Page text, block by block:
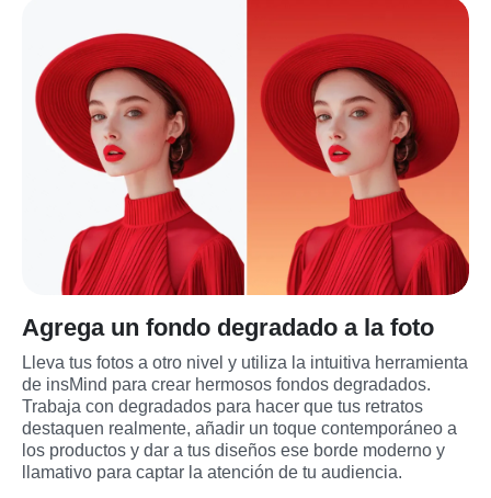
Agrega un fondo degradado a la foto
Lleva tus fotos a otro nivel y utiliza la intuitiva herramienta
de insMind para crear hermosos fondos degradados.
Trabaja con degradados para hacer que tus retratos
destaquen realmente, añadir un toque contemporáneo a
los productos y dar a tus diseños ese borde moderno y
llamativo para captar la atención de tu audiencia.